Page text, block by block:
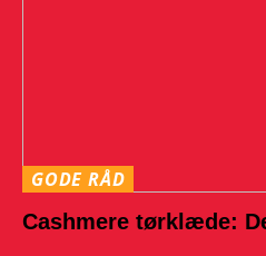
GODE RÅD
Cashmere tørklæde: